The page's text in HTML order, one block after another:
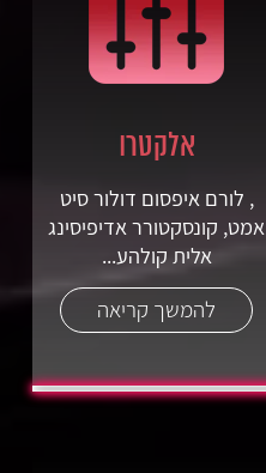
אלקטרו
, לורם איפסום דולור סיט
אמט, קונסקטורר אדיפיסינג
אלית קולהע...
להמשך קריאה